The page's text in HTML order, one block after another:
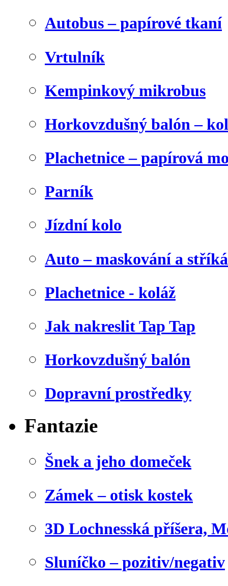
Autobus – papírové tkaní
Vrtulník
Kempinkový mikrobus
Horkovzdušný balón –
Plachetnice – papírová
Parník
Jízdní kolo
Auto – maskování a
Plachetnice - koláž
Jak nakreslit Tap Tap
Horkovzdušný balón
Dopravní prostředky
Fantazie
Šnek a jeho domeček
Zámek – otisk kostek
3D Lochnesská příšera,
Sluníčko – pozitiv/negativ